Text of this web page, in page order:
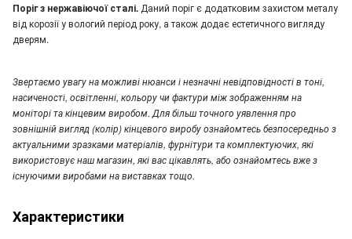
Поріг з нержавіючої сталі. Даний поріг є додатковим захистом металу
від корозії у вологий період року, а також додає естетичного вигляду
дверям.
Звертаємо увагуна можливі нюанси і незначні невідповідності в тоні,
насиченості, освітленні, кольору чи фактури між зображенням на
моніторі та кінцевим виробом. Для більш точного уявлення про
зовнішній вигляд (колір) кінцевого виробу ознайомтесь безпосередньо з
актуальними зразками матеріалів, фурнітури та комплектуючих, які
використовує наш магазин, які вас цікавлять, або ознайомтесь вже з
існуючими виробами на виставках тощо.
Характеристики